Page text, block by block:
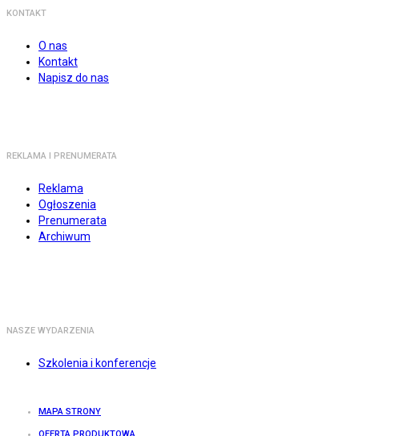
KONTAKT
O nas
Kontakt
Napisz do nas
REKLAMA I PRENUMERATA
Reklama
Ogłoszenia
Prenumerata
Archiwum
NASZE WYDARZENIA
Szkolenia i konferencje
MAPA STRONY